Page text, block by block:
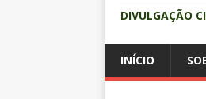
DIVULGAÇÃO
INÍCIO